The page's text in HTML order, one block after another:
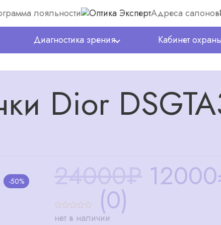
лояльности Адреса салонов
Диагностика зрения Кабинет
Dior
-50% 12000
(0)
нет в наличии